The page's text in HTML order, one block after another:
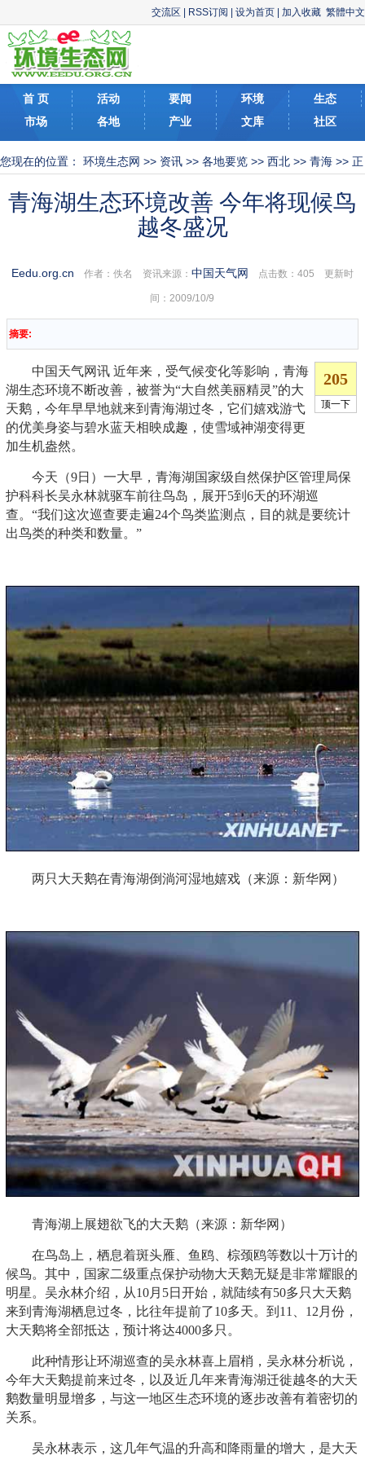
交流区 RSS订阅 设为首页 加入收藏 繁體中文
首 页 活动 要闻 环境
生态
市场
各地 产业 文库 社区
您现在的位置： 环境生态网 >> 资讯 >> 各地要览 >> 西北 >> 青海 >> 正
青海湖生态环境改善 今年将现候鸟
越冬盛况
Eedu.org.cn 作者：佚名 资讯来源： 中国天气网 点击数： 405 更新时
间：2009/10/9
摘要:
中国天气网讯 近年来，受气候变化等影响，青海
湖生态环境不断改善，被誉为“大自然美丽精灵”的大
天鹅，今年早早地就来到青海湖过冬，它们嬉戏游弋
的优美身姿与碧水蓝天相映成趣，使雪域神湖变得更
加生机盎然。
今天（9日）一大早，青海湖国家级自然保护区管理局保
护科科长吴永林就驱车前往鸟岛，展开5到6天的环湖巡
查。“我们这次巡查要走遍24个鸟类监测点，目的就是要统计
出鸟类的种类和数量。”
两只大天鹅在青海湖倒淌河湿地嬉戏（来源：新华网）
青海湖上展翅欲飞的大天鹅（来源：新华网）
在鸟岛上，栖息着斑头雁、鱼鸥、棕颈鸥等数以十万计的
候鸟。其中，国家二级重点保护动物大天鹅无疑是非常耀眼的
明星。吴永林介绍，从10月5日开始，就陆续有50多只大天鹅
来到青海湖栖息过冬，比往年提前了10多天。到11、12月份，
大天鹅将全部抵达，预计将达4000多只。
此种情形让环湖巡查的吴永林喜上眉梢，吴永林分析说，
今年大天鹅提前来过冬，以及近几年来青海湖迁徙越冬的大天
鹅数量明显增多，与这一地区生态环境的逐步改善有着密切的
关系。
吴永林表示，这几年气温的升高和降雨量的增大，是大天